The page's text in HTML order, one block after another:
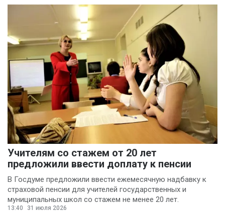
Учителям со стажем от 20 лет
предложили ввести доплату к пенсии
В Госдуме предложили ввести ежемесячную надбавку к
страховой пенсии для учителей государственных и
муниципальных школ со стажем не менее 20 лет.
13:40 31 июля 2026